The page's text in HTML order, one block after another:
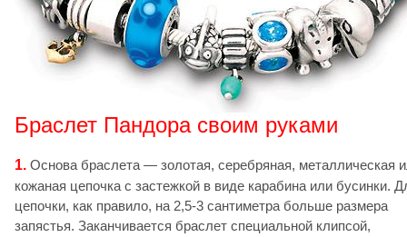
Браслет Пандора своим руками
1. Основа браслета — золотая, серебряная, металлическая
кожаная цепочка с застежкой в виде карабина или бусинки.
цепочки, как правило, на 2,5-3 сантиметра больше размера
запястья. Заканчивается браслет специальной клипсой,